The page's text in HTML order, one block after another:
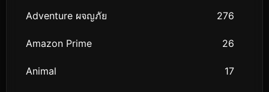
Adventure ผจญภัย 276
Amazon Prime 26
Animal 17